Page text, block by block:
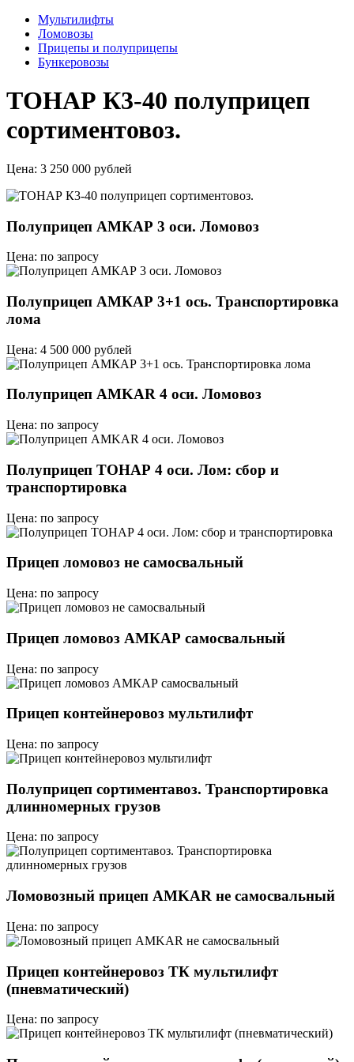
Мультилифты
Ломовозы
Прицепы и полуприцепы
Бункеровозы
ТОНАР К3-40 полуприцеп
сортиментовоз.
Цена: 3 250 000 рублей
Полуприцеп АМКАР 3 оси. Ломовоз
Цена: по запросу
Полуприцеп АМКАР 3+1 ось. Транспортировка
лома
Цена: 4 500 000 рублей
Полуприцеп AMKAR 4 оси. Ломовоз
Цена: по запросу
Полуприцеп ТОНАР 4 оси. Лом: сбор и
транспортировка
Цена: по запросу
Прицеп ломовоз не самосвальный
Цена: по запросу
Прицеп ломовоз АМКАР самосвальный
Цена: по запросу
Прицеп контейнеровоз мультилифт
Цена: по запросу
Полуприцеп сортиментавоз. Транспортировка
длинномерных грузов
Цена: по запросу
Ломовозный прицеп AMKAR не самосвальный
Цена: по запросу
Прицеп контейнеровоз ТК мультилифт
(пневматический)
Цена: по запросу